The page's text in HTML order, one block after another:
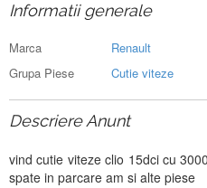
Informatii generale
Marca Renault
Grupa Piese
Cutie viteze
Descriere Anunt
vind cutie viteze clio 15dci cu
spate in parcare am si alte piese